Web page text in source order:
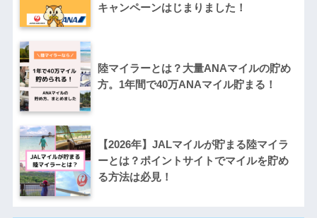
キャンペーンはじまりました！
陸マイラーとは？大量ANAマイルの貯め
方。1年間で40万ANAマイル貯まる！
【2026年】JALマイルが貯まる陸マイラ
ーとは？ポイントサイトでマイルを貯め
る方法は必見！